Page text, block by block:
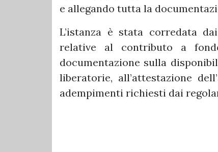
e allegando tutta la
L’istanza è stata corredata
relative al contributo a
documentazione sulla
liberatorie, all’attestazione
adempimenti richiesti dai